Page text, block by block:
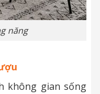
năng
không gian sống